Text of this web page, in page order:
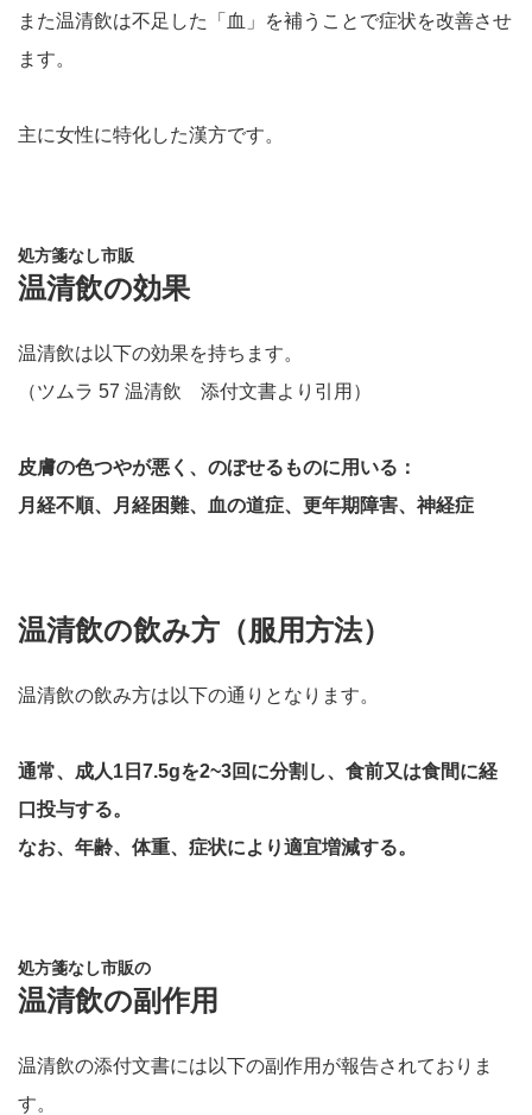
また温清飲は不足した「血」を補うことで症状を改善させ
ます。
主に女性に特化した漢方です。
処方箋なし市販
温清飲の効果
温清飲は以下の効果を持ちます。
（ツムラ 57 温清飲 添付文書より引用）
皮膚の色つやが悪く、のぼせるものに用いる：
月経不順、月経困難、血の道症、更年期障害、神経症
温清飲の飲み方（服用方法）
温清飲の飲み方は以下の通りとなります。
通常、成人1日7.5gを2~3回に分割し、食前又は食間に経
口投与する。
なお、年齢、体重、症状により適宜増減する。
処方箋なし市販の
温清飲の副作用
温清飲の添付文書には以下の副作用が報告されておりま
す。